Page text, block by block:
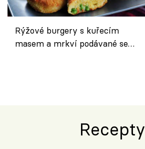
Rýžové burgery s kuřecím
masem a mrkví podávané se
Recepty